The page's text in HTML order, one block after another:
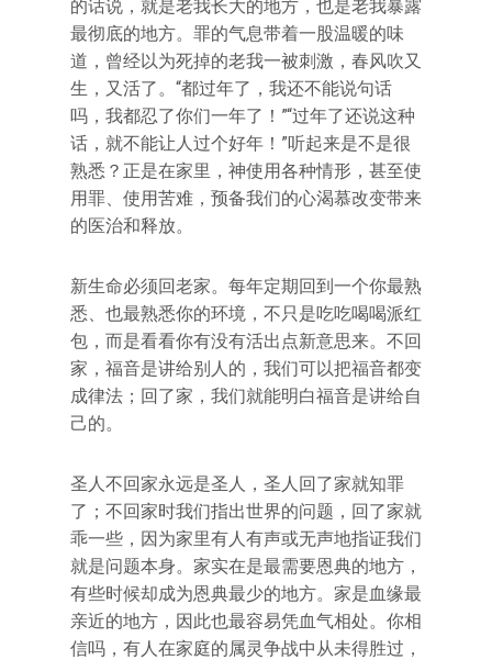
的话说，就是老我长大的地方，也是老我暴露
最彻底的地方。罪的气息带着一股温暖的味
道，曾经以为死掉的老我一被刺激，春风吹又
生，又活了。“都过年了，我还不能说句话
吗，我都忍了你们一年了！”“过年了还说这种
话，就不能让人过个好年！”听起来是不是很
熟悉？正是在家里，神使用各种情形，甚至使
用罪、使用苦难，预备我们的心渴慕改变带来
的医治和释放。
新生命必须回老家。每年定期回到一个你最熟
悉、也最熟悉你的环境，不只是吃吃喝喝派红
包，而是看看你有没有活出点新意思来。不回
家，福音是讲给别人的，我们可以把福音都变
成律法；回了家，我们就能明白福音是讲给自
己的。
圣人不回家永远是圣人，圣人回了家就知罪
了；不回家时我们指出世界的问题，回了家就
乖一些，因为家里有人有声或无声地指证我们
就是问题本身。家实在是最需要恩典的地方，
有些时候却成为恩典最少的地方。家是血缘最
亲近的地方，因此也最容易凭血气相处。你相
信吗，有人在家庭的属灵争战中从未得胜过，